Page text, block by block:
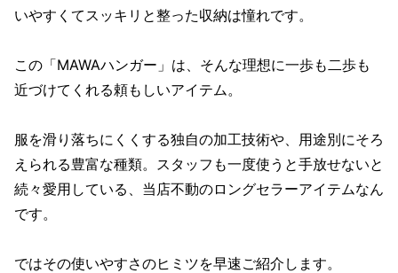
いやすくてスッキリと整った収納は憧れです。
この「MAWAハンガー」は、そんな理想に一歩も二歩も
近づけてくれる頼もしいアイテム。
服を滑り落ちにくくする独自の加工技術や、用途別にそろ
えられる豊富な種類。スタッフも一度使うと手放せないと
続々愛用している、当店不動のロングセラーアイテムなん
です。
ではその使いやすさのヒミツを早速ご紹介します。